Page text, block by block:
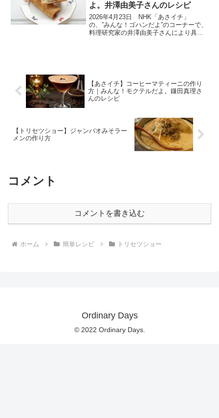
よ。井澤由美子さんのレシピ
2026年4月23日 NHK「あさイチ」
の、”みんな！ゴハンだよ”のコーナーで、
料理研究家の井澤由美子さんにより具材
【あさイチ】コーヒーマティーニの作り
方｜みんな！モクテルだよ。鎌田真理さ
んのレシピ
【トリセツショー】ジャンバオみそラー
メンの作り方
コメント
コメントを書き込む
ホーム 簡単レシピ トリセツショー
Ordinary Days
© 2022 Ordinary Days.